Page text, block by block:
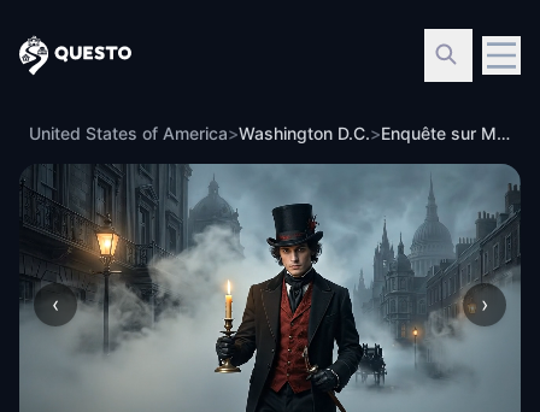
Questo
United States of America>Washington D.C.> Enquête sur Meurtre : Résolvez le Cas à Northwest Washington Washington D.C.
‹ ›